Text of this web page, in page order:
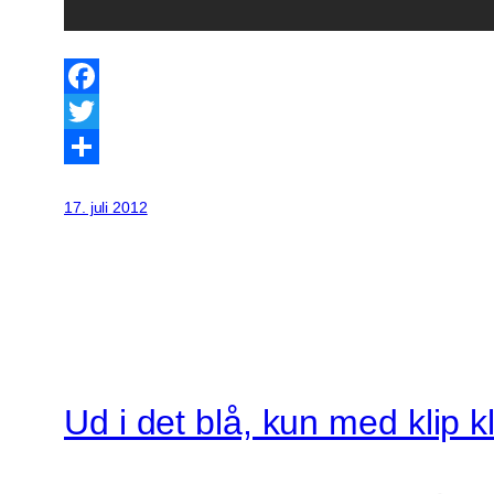
Facebook
Twitter
17. juli 2012
Ud i det blå, kun med klip